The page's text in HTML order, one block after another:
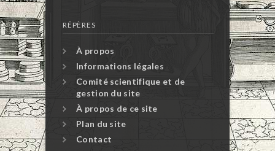
RÉPÈRES
À propos
Informations légales
Comité scientifique et de
gestion du site
À propos de ce site
Plan du site
Contact